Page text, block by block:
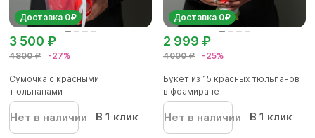
Доставка 0₽
4800 ₽ -27%
3 500 ₽
Сумочка с красными
тюльпанами
Нет в наличии В 1 клик
Доставка 0₽
4000 ₽ -25%
2 999 ₽
Букет из 15 красных тюльпанов
в фоамиране
Нет в наличии В 1 клик